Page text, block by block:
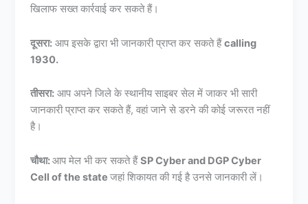
खिलाफ सख्त कार्रवाई कर सकते हैं।
दूसरा: आप इसके द्वारा भी जानकारी प्राप्त कर सकते हैंcalling
1930.
तीसरा: आप अपने जिले के स्थानीय साइबर सेल में जाकर भी सारी
जानकारी प्राप्त कर सकते हैं, वहां जाने से डरने की कोई जरूरत नहीं
है।
चौथा:आप मेल भी कर सकते हैंSP Cyber and DGP Cyber
Cell of the stateजहां शिकायत की गई है उनसे जानकारी लें।